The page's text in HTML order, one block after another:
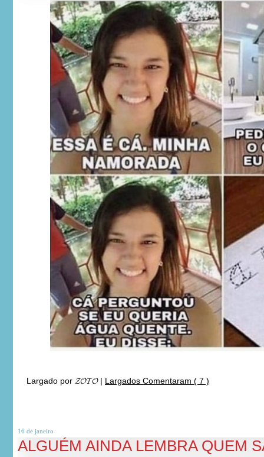
Largado por 𝓩𝓞𝓣𝓞| Largados Comentaram ( 7 )
16 de janeiro
ALGUÉM AINDA LEMBRA QUEM